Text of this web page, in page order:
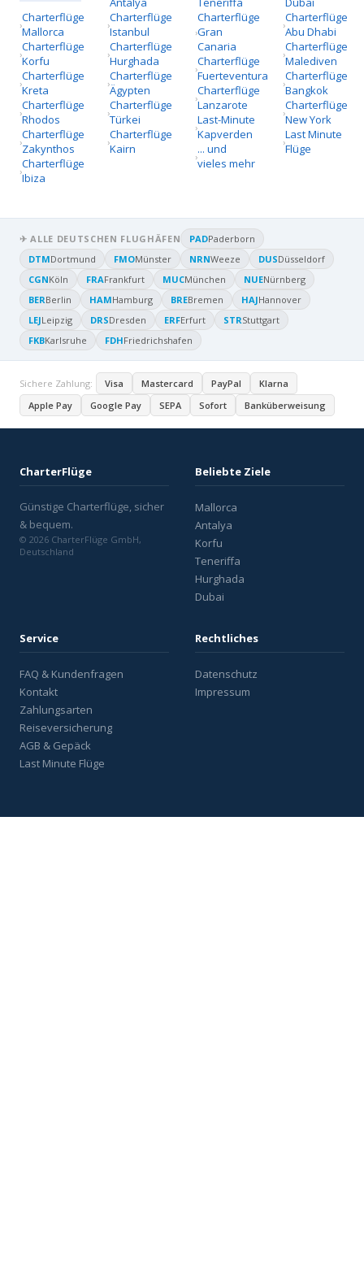
Charterflüge
Mallorca
Charterflüge
Korfu
Charterflüge
Kreta
Charterflüge
Rhodos
Charterflüge
Zakynthos
Charterflüge
Ibiza
Charterflüge
Istanbul
Charterflüge
Hurghada
Charterflüge
Ägypten
Charterflüge
Türkei
Charterflüge
Kairn
Charterflüge
Gran
Canaria
Charterflüge
Fuerteventura
Charterflüge
Lanzarote
Last-Minute
Kapverden
... und
vieles mehr
Charterflüge
Abu Dhabi
Charterflüge
Malediven
Charterflüge
Bangkok
Charterflüge
New York
Last Minute
Flüge
✈ ALLE DEUTSCHEN FLUGHÄFEN PADPaderborn
DTMDortmund FMOMünster NRNWeeze DUSDüsseldorf
CGNKöln FRAFrankfurt MUCMünchen NUENürnberg
BERBerlin HAMHamburg BREBremen HAJHannover
LEJLeipzig DRSDresden ERFErfurt STRStuttgart
FKBKarlsruhe FDHFriedrichshafen
Sichere Zahlung: Visa Mastercard PayPal
Klarna
Apple Pay
Google Pay SEPA Sofort Banküberweisung
CharterFlüge
Günstige Charterflüge, sicher
& bequem.
© 2026 CharterFlüge GmbH,
Deutschland
Beliebte Ziele
Mallorca
Antalya
Korfu
Teneriffa
Hurghada
Dubai
Service
FAQ & Kundenfragen
Kontakt
Zahlungsarten
Reiseversicherung
AGB & Gepäck
Last Minute Flüge
Rechtliches
Datenschutz
Impressum